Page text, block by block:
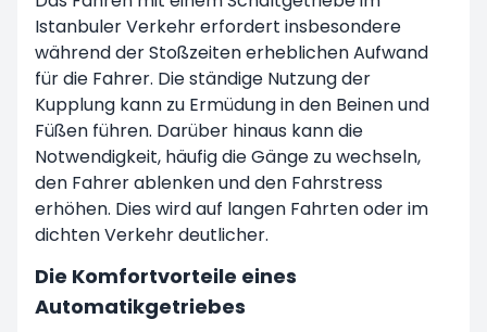
Istanbuler Verkehr erfordert insbesondere
während der Stoßzeiten erheblichen Aufwand
für die Fahrer. Die ständige Nutzung der
Kupplung kann zu Ermüdung in den Beinen und
Füßen führen. Darüber hinaus kann die
Notwendigkeit, häufig die Gänge zu wechseln,
den Fahrer ablenken und den Fahrstress
erhöhen. Dies wird auf langen Fahrten oder im
dichten Verkehr deutlicher.
Die Komfortvorteile eines
Automatikgetriebes